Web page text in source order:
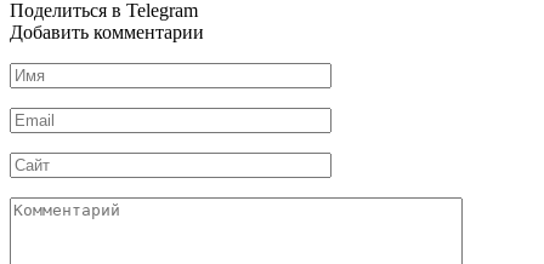
Поделиться в Telegram
Добавить комментарии
Имя
*
Email
*
Сайт
Комментарий